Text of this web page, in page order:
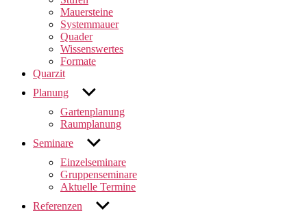
Mauersteine
Systemmauer
Quader
Wissenswertes
Formate
Quarzit
Planung
untermenü
Gartenplanung
Raumplanung
Seminare
untermenü
Einzelseminare
Gruppenseminare
Aktuelle Termine
Referenzen
untermenü